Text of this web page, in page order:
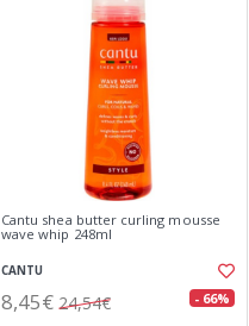
Cantu shea butter curling mousse
wave whip 248ml
CANTU
8,45€ 24,54€ - 66%